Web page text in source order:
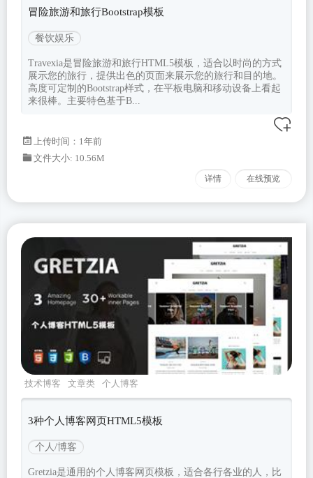
冒险旅游和旅行Bootstrap模板
餐饮娱乐
Travexia是冒险旅游和旅行HTML5模板，适合以时尚的方式
展示您的旅行，提供出色的页面来展示您的旅行和目的地。
高度可定制的Bootstrap样式，在平板电脑和移动设备上看起
来很棒。主要特色基于B...
上传时间：1年前
文件大小: 10.56M
详情 在线预览
技术博客 文章类
个人博客
3种个人博客网页HTML5模板
个人/博客
Gretzia是通用的个人博客网页模板，适合各行各业的人，比